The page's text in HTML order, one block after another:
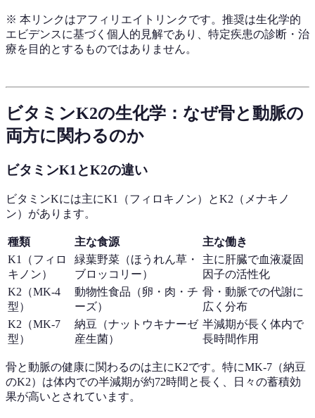
※ 本リンクはアフィリエイトリンクです。推奨は生化学的
エビデンスに基づく個人的見解であり、特定疾患の診断・治
療を目的とするものではありません。
ビタミンK2の生化学：なぜ骨と動脈の
両方に関わるのか
ビタミンK1とK2の違い
ビタミンKには主にK1（フィロキノン）とK2（メナキノ
ン）があります。
種類 主な食源
主な働き
K1（フィロ
キノン）
緑葉野菜（ほうれん草・
ブロッコリー）
主に肝臓で血液凝固
因子の活性化
K2（MK-4
型）
動物性食品（卵・肉・チ
ーズ）
骨・動脈での代謝に
広く分布
K2（MK-7
型）
納豆（ナットウキナーゼ
産生菌）
半減期が長く体内で
長時間作用
骨と動脈の健康に関わるのは主にK2です。特にMK-7（納豆
のK2）は体内での半減期が約72時間と長く、日々の蓄積効
果が高いとされています。